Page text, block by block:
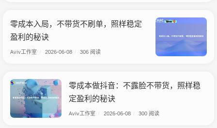
零成本入局，不带货不刷单，照样稳定
盈利的秘诀
Aviv工作室 2026-06-08 306 阅读
零成本做抖音：不露脸不带货，照样稳
定盈利的秘诀
Aviv工作室 2026-06-08 300 阅读